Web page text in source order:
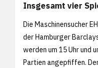
Insgesamt vier
Die Maschinensucher
der Hamburger
werden um 15 Uhr und
Partien angepfiffen.